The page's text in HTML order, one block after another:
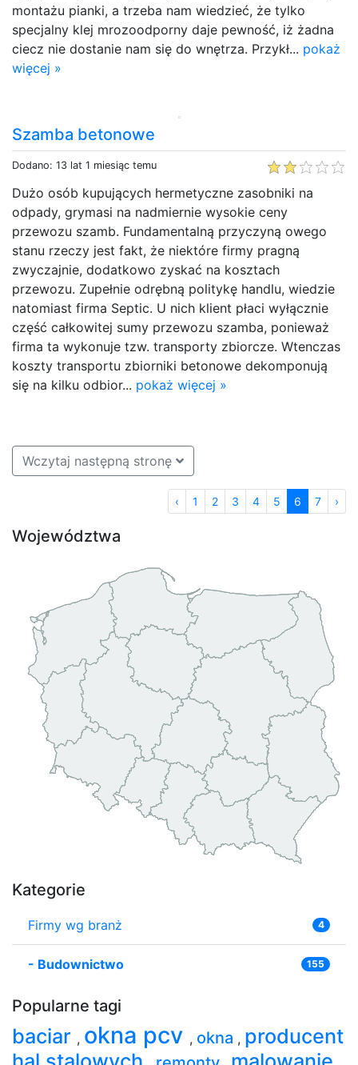
montażu pianki, a trzeba nam wiedzieć, że tylko
specjalny klej mrozoodporny daje pewność, iż żadna
ciecz nie dostanie nam się do wnętrza. Przykł... pokaż
więcej »
Szamba betonowe
Dodano: 13 lat 1 miesiąc temu
Dużo osób kupujących hermetyczne zasobniki na
odpady, grymasi na nadmiernie wysokie ceny
przewozu szamb. Fundamentalną przyczyną owego
stanu rzeczy jest fakt, że niektóre firmy pragną
zwyczajnie, dodatkowo zyskać na kosztach
przewozu. Zupełnie odrębną politykę handlu, wiedzie
natomiast firma Septic. U nich klient płaci wyłącznie
część całkowitej sumy przewozu szamba, ponieważ
firma ta wykonuje tzw. transporty zbiorcze. Wtenczas
koszty transportu zbiorniki betonowe dekomponują
się na kilku odbior... pokaż więcej »
Wczytaj następną stronę
‹ 1 2 3 4 5 6 7 ›
Województwa
Kategorie
Firmy wg branż 4
- Budownictwo 155
Popularne tagi
baciar , okna pcv , okna , producent